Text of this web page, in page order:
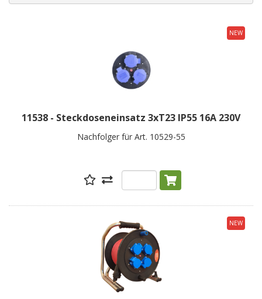
NEW
11538 - Steckdoseneinsatz 3xT23 IP55 16A 230V
Nachfolger für Art. 10529-55
NEW